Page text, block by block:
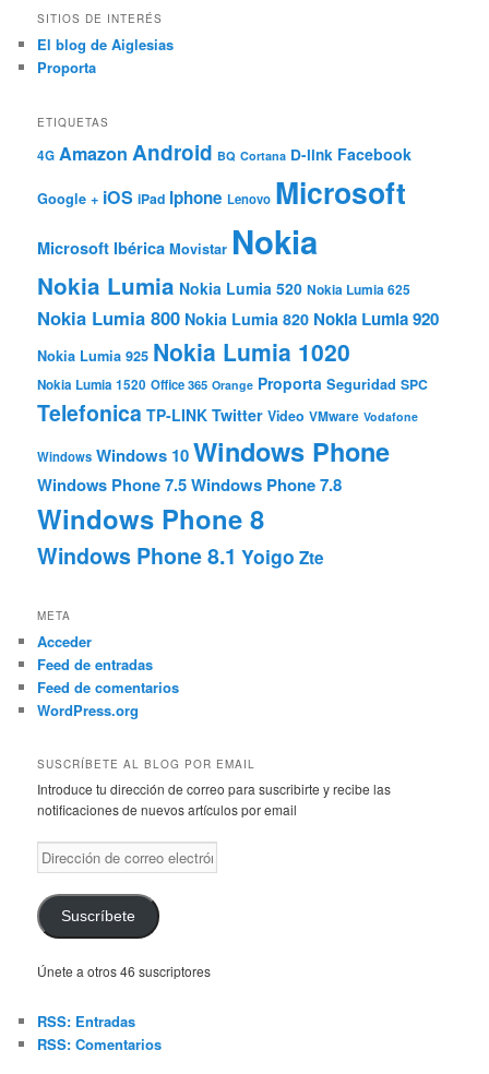
SITIOS DE INTERÉS
El blog de Aiglesias
Proporta
ETIQUETAS
4G Amazon Android BQ Cortana D-link Facebook
Google + iOS iPad Iphone Lenovo Microsoft
Microsoft Ibérica Movistar Nokia
Nokia Lumia Nokia Lumia 520 Nokia Lumia 625
Nokia Lumia 800 Nokia Lumia 820 Nokia Lumia 920
Nokia Lumia 925 Nokia Lumia 1020
Nokia Lumia 1520 Office 365 Orange Proporta Seguridad SPC
Telefonica TP-LINK Twitter Video VMware Vodafone
Windows Windows 10Windows Phone
Windows Phone 7.5Windows Phone 7.8
Windows Phone 8
Windows Phone 8.1 Yoigo Zte
META
Acceder
Feed de entradas
Feed de comentarios
WordPress.org
SUSCRÍBETE AL BLOG POR EMAIL
Introduce tu dirección de correo para suscribirte y recibe las
notificaciones de nuevos artículos por email
Dirección
de
correo
electrónico
Suscríbete
Únete a otros 46 suscriptores
RSS: Entradas
RSS: Comentarios